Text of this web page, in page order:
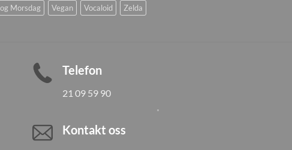
Morsdag Vegan Vocaloid Zelda
Telefon
21 09 59 90
Kontakt oss